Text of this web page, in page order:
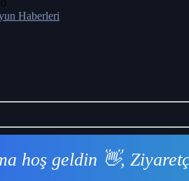
Haberleri
hoş geldin 👋,